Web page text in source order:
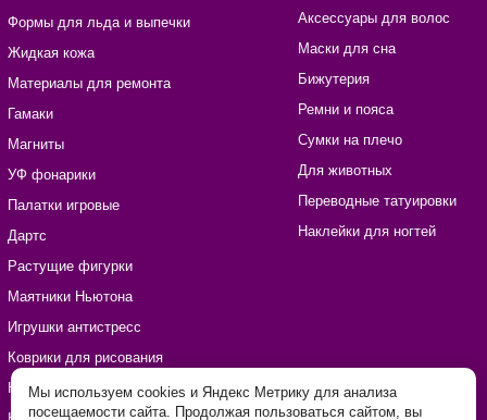
Формы для льда и выпечки
Жидкая кожа
Материалы для ремонта
Гамаки
Магниты
УФ фонарики
Палатки игровые
Дартс
Растущие фигурки
Маятники Ньютона
Игрушки антистресс
Коврики для рисования
Наборы для рукоделия
Аксессуары для волос
Маски для сна
Бижутерия
Ремни и пояса
Сумки на плечо
Для животных
Переводные татуировки
Наклейки для ногтей
Мы используем cookies и Яндекс Метрику для анализа
посещаемости сайта. Продолжая пользоваться сайтом, вы